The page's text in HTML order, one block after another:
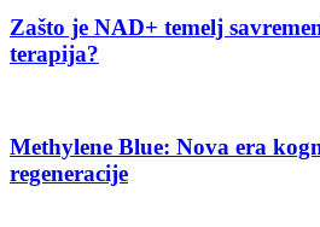
Zašto je NAD+ temelj
terapija?
Methylene Blue: Nova era
regeneracije